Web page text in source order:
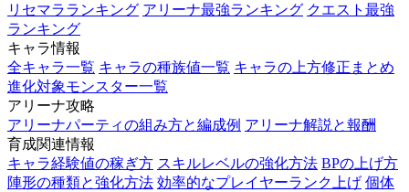
リセマラランキング アリーナ最強ランキング クエスト最強
ランキング
キャラ情報
全キャラ一覧 キャラの種族値一覧 キャラの上方修正まとめ
進化対象モンスター一覧
アリーナ攻略
アリーナパーティの組み方と編成例 アリーナ解説と報酬
育成関連情報
キャラ経験値の稼ぎ方 スキルレベルの強化方法 BPの上げ方
陣形の種類と強化方法 効率的なプレイヤーランク上げ 個体